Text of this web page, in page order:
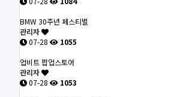
BMW 30주년 페스티벌
관리자
07-28
1055
업비트 팝업스토어
관리자
07-28
1053